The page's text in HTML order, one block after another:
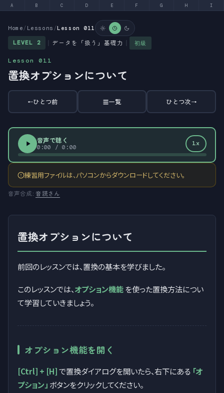
A B C D E F G H I
LEVEL 2 データを「扱う」基礎力 初級
Home/ Lessons /Lesson 011
Lesson 011
置換オプションについて
←ひとつ前 ☰一覧 ひとつ次→
音声で聴く
0:00 /0:00 1x
練習用ファイルは、パソコンからダウンロードしてください。
音声合成:音読さん
置換オプションについて
前回のレッスンでは、置換の基本を学びました。
このレッスンでは、オプション機能を使った置換方法につい
て学習していきましょう。
オプション機能を開く
[Ctrl] + [H]で置換ダイアログを開いたら、右下にある 「オ
プション」 ボタンをクリックしてください。